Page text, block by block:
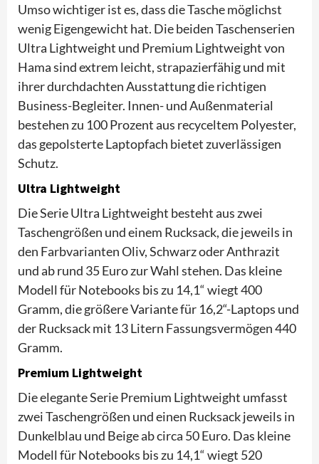
Umso wichtiger ist es, dass die Tasche möglichst
wenig Eigengewicht hat. Die beiden Taschenserien
Ultra Lightweight und Premium Lightweight von
Hama sind extrem leicht, strapazierfähig und mit
ihrer durchdachten Ausstattung die richtigen
Business-Begleiter. Innen- und Außenmaterial
bestehen zu 100 Prozent aus recyceltem Polyester,
das gepolsterte Laptopfach bietet zuverlässigen
Schutz.
Ultra Lightweight
Die Serie Ultra Lightweight besteht aus zwei
Taschengrößen und einem Rucksack, die jeweils in
den Farbvarianten Oliv, Schwarz oder Anthrazit
und ab rund 35 Euro zur Wahl stehen. Das kleine
Modell für Notebooks bis zu 14,1“ wiegt 400
Gramm, die größere Variante für 16,2“-Laptops und
der Rucksack mit 13 Litern Fassungsvermögen 440
Gramm.
Premium Lightweight
Die elegante Serie Premium Lightweight umfasst
zwei Taschengrößen und einen Rucksack jeweils in
Dunkelblau und Beige ab circa 50 Euro. Das kleine
Modell für Notebooks bis zu 14,1“ wiegt 520